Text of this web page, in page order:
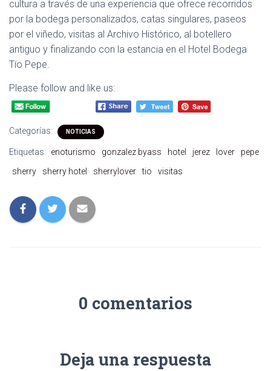
cultura a través de una experiencia que ofrece recorridos
por la bodega personalizados, catas singulares, paseos
por el viñedo, visitas al Archivo Histórico, al botellero
antiguo y finalizando con la estancia en el Hotel Bodega
Tío Pepe.
Please follow and like us:
Categorías: NOTICIAS
Etiquetas: enoturismo gonzalez byass hotel jerez lover
pepe
sherry
sherry hotel sherrylover tio visitas
0 comentarios
Deja una respuesta